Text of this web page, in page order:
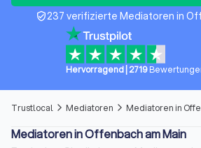
verified_user237 verifizierte Mediatoren in
Hervorragend 2719
Trustlocal arrow_forward_ios Mediatoren arrow_forward_ios Mediatoren in
Mediatoren in Offenbach am Main